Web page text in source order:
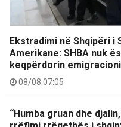
Ekstradimi në Shqipëri i
Amerikane: SHBA nuk
keqpërdorin
08/08 07:05
“Humba gruan dhe